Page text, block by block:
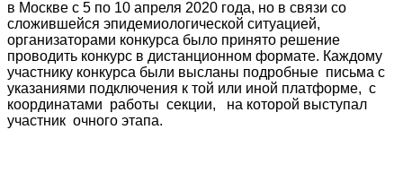
в Москве с 5 по 10 апреля 2020 года, но в связи со
сложившейся эпидемиологической ситуацией,
организаторами конкурса было принято решение
проводить конкурс в дистанционном формате. Каждому
участнику конкурса были высланы подробные письма с
указаниями подключения к той или иной платформе, с
координатами работы секции, на которой выступал
участник очного этапа.